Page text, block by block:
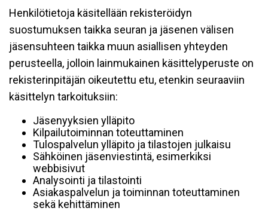
Henkilötietoja käsitellään rekisteröidyn
suostumuksen taikka seuran ja jäsenen välisen
jäsensuhteen taikka muun asiallisen yhteyden
perusteella, jolloin lainmukainen käsittelyperuste on
rekisterinpitäjän oikeutettu etu, etenkin seuraaviin
käsittelyn tarkoituksiin:
Jäsenyyksien ylläpito
Kilpailutoiminnan toteuttaminen
Tulospalvelun ylläpito ja tilastojen julkaisu
Sähköinen jäsenviestintä, esimerkiksi
webbisivut
Analysointi ja tilastointi
Asiakaspalvelun ja toiminnan toteuttaminen
sekä kehittäminen